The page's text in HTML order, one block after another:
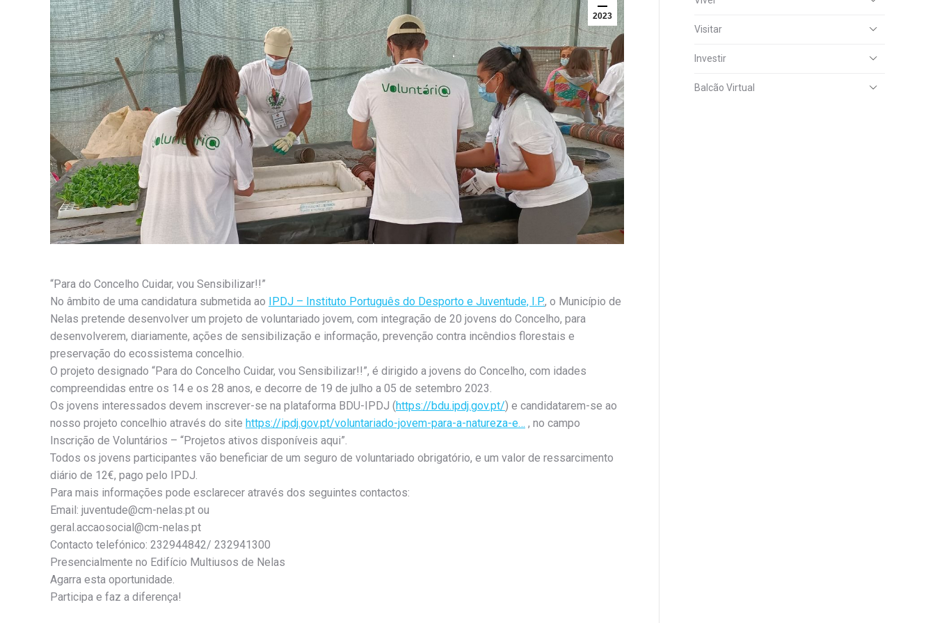
2023
“Para do Concelho Cuidar, vou Sensibilizar!!”
No âmbito de uma candidatura submetida ao IPDJ – Instituto Português do Desporto e Juventude, I.P., o Município de
Nelas pretende desenvolver um projeto de voluntariado jovem, com integração de 20 jovens do Concelho, para
desenvolverem, diariamente, ações de sensibilização e informação, prevenção contra incêndios florestais e
preservação do ecossistema concelhio.
O projeto designado “Para do Concelho Cuidar, vou Sensibilizar!!”, é dirigido a jovens do Concelho, com idades
compreendidas entre os 14 e os 28 anos, e decorre de 19 de julho a 05 de setembro 2023.
Os jovens interessados devem inscrever-se na plataforma BDU-IPDJ (https://bdu.ipdj.gov.pt/) e candidatarem-se ao
nosso projeto concelhio através do site https://ipdj.gov.pt/voluntariado-jovem-para-a-natureza-e… , no campo
Inscrição de Voluntários – “Projetos ativos disponíveis aqui”.
Todos os jovens participantes vão beneficiar de um seguro de voluntariado obrigatório, e um valor de ressarcimento
diário de 12€, pago pelo IPDJ.
Para mais informações pode esclarecer através dos seguintes contactos:
Email: juventude@cm-nelas.pt ou
geral.accaosocial@cm-nelas.pt
Contacto telefónico: 232944842/ 232941300
Presencialmente no Edifício Multiusos de Nelas
Agarra esta oportunidade.
Participa e faz a diferença!
Visitar
Investir
Balcão Virtual